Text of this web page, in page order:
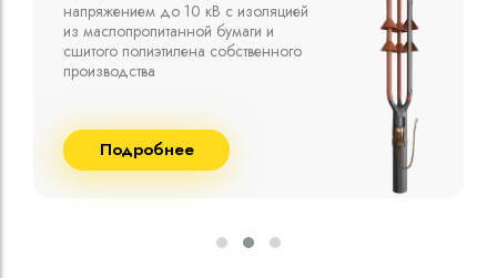
напряжением до 10 кВ с изоляцией
из маслопропитанной бумаги и
сшитого полиэтилена собственного
производства
Подробнее